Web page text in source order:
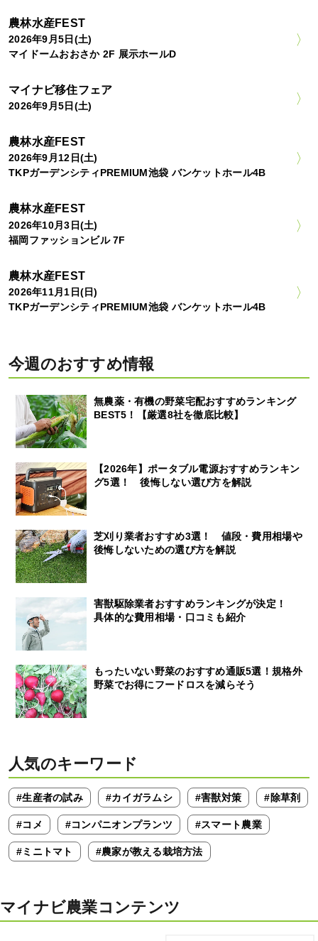
農林水産FEST
2026年9月5日(土)
マイドームおおさか 2F 展示ホールD
マイナビ移住フェア
2026年9月5日(土)
農林水産FEST
2026年9月12日(土)
TKPガーデンシティPREMIUM池袋 バンケットホール4B
農林水産FEST
2026年10月3日(土)
福岡ファッションビル 7F
農林水産FEST
2026年11月1日(日)
TKPガーデンシティPREMIUM池袋 バンケットホール4B
今週のおすすめ情報
無農薬・有機の野菜宅配おすすめランキング
BEST5！【厳選8社を徹底比較】
【2026年】ポータブル電源おすすめランキン
グ5選！ 後悔しない選び方を解説
芝刈り業者おすすめ3選！ 値段・費用相場や
後悔しないための選び方を解説
害獣駆除業者おすすめランキングが決定！
具体的な費用相場・口コミも紹介
もったいない野菜のおすすめ通販5選！規格外
野菜でお得にフードロスを減らそう
人気のキーワード
#生産者の試み #カイガラムシ #害獣対策 #除草剤
#コメ #コンパニオンプランツ #スマート農業
#ミニトマト #農家が教える栽培方法
マイナビ農業コンテンツ